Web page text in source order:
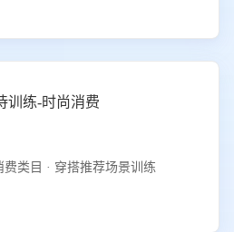
训练-时尚消费
类目 · 穿搭推荐场景训练